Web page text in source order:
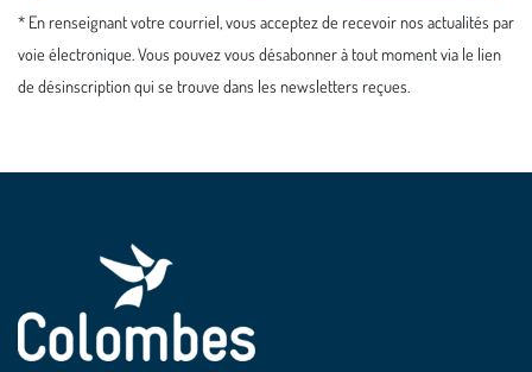
* En renseignant votre courriel, vous acceptez de recevoir nos actualités par
voie électronique. Vous pouvez vous désabonner à tout moment via le lien
de désinscription qui se trouve dans les newsletters reçues.